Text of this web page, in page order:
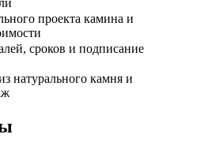
проекта камина и
сроков и подписание
натурального камня и